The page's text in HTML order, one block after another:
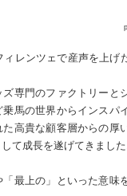
ィレンツェで産声を上げ
専門のファクトリーと
乗馬の世界からインスパ
高貴な顧客層からの厚
て成長を遂げてきました
「最上の」といった意味